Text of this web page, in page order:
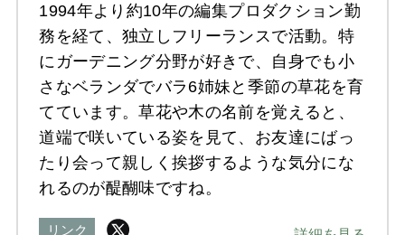
1994年より約10年の編集プロダクション勤
務を経て、独立しフリーランスで活動。特
にガーデニング分野が好きで、自身でも小
さなベランダでバラ6姉妹と季節の草花を育
てています。草花や木の名前を覚えると、
道端で咲いている姿を見て、お友達にばっ
たり会って親しく挨拶するような気分にな
れるのが醍醐味ですね。
リンク